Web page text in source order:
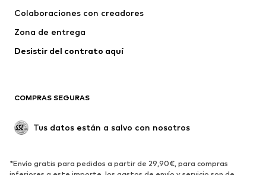
Ropa interior
Jerséis y cárdigans
Trajes y chaquetas
Ropa de baño
Nuevo
Tendencia
Zapatos bajos
Zapatos deportivos
Colaboraciones con creadores
Zona de entrega
Desistir del contrato aquí
COMPRAS SEGURAS
Tus datos están a salvo con nosotros
*Envío gratis para pedidos a partir de 29,90€, para compras